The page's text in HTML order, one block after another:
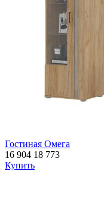
Гостиная Омега
16 904 18 773
Купить